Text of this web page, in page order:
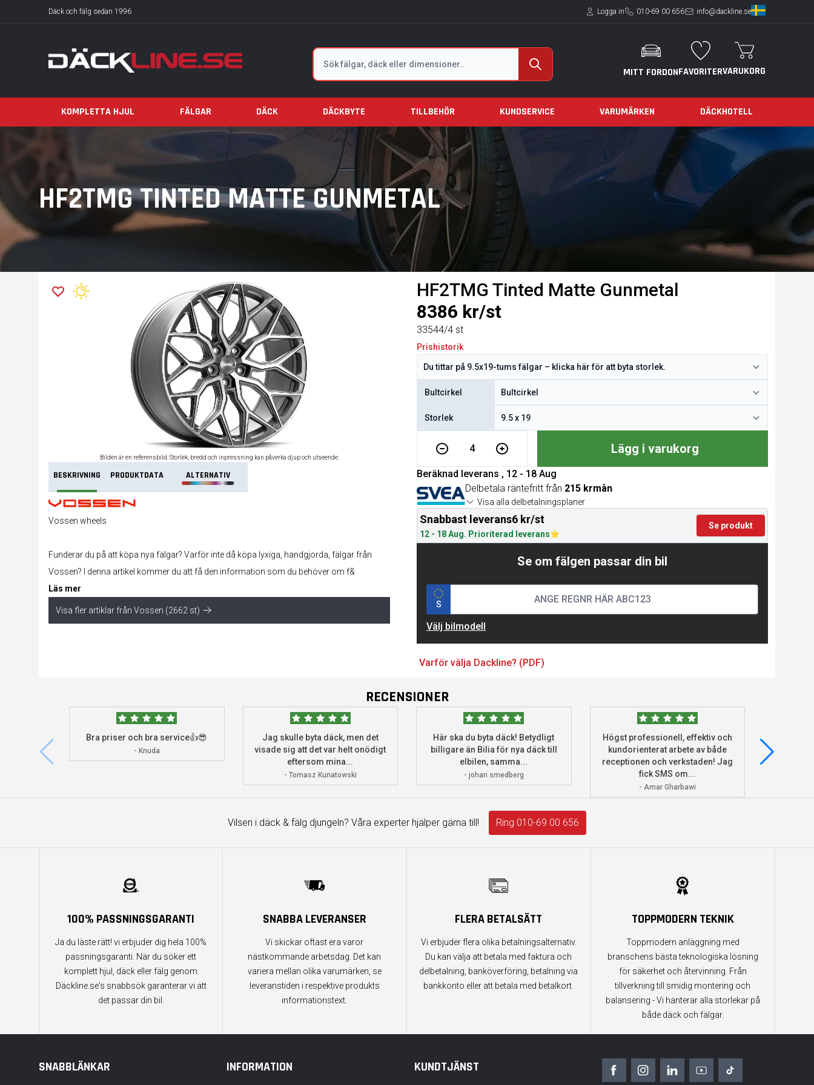
Däck och fälg sedan 1996 Logga in 010-69 00 656 info@dackline.se
Sök
MITT FORDONFAVORITERVARUKORG
KOMPLETTA HJUL FÄLGAR DÄCK DÄCKBYTE TILLBEHÖR KUNDSERVICE VARUMÄRKEN DÄCKHOTELL
HF2TMG TINTED MATTE GUNMETAL
HF2TMG Tinted Matte Gunmetal
8386 kr/st
33544/4 st
Prishistorik
Bultcirkel
Storlek
4 Lägg i varukorg
Beräknad leverans , 12 - 18 Aug
Delbetala räntefritt från 215 krmån
Visa alla delbetalningsplaner
Snabbast leverans6 kr/st
12 - 18 Aug. Prioriterad leverans
Se produkt
Se om fälgen passar din bil
S
Välj bilmodell
Bilden är en referensbild. Storlek, bredd och inpressning kan påverka djup och utseende.
BESKRIVNING PRODUKTDATA ALTERNATIV
Vossen wheels
Funderar du på att köpa nya fälgar? Varför inte då köpa lyxiga, handgjorda, fälgar från
Vossen? I denna artikel kommer du att få den information som du behöver om f&
Läs mer
Visa fler artiklar från Vossen (2662 st)
Varför välja Dackline? (PDF)
RECENSIONER
Bra priser och bra service👍😎
- Knuda
Jag skulle byta däck, men det
visade sig att det var helt onödigt
eftersom mina...
- Tomasz Kunatowski
Här ska du byta däck! Betydligt
billigare än Bilia för nya däck till
elbilen, samma...
- johan smedberg
Högst professionell, effektiv och
kundorienterat arbete av både
receptionen och verkstaden! Jag
fick SMS om...
- Amar Gharbawi
deras
Vilsen i däck & fälg djungeln? Våra experter hjälper gärna till! Ring 010-69 00 656
100% PASSNINGSGARANTI
Ja du läste rätt! vi erbjuder dig hela 100%
passningsgaranti. När du söker ett
komplett hjul, däck eller fälg genom
Däckline.se's snabbsök garanterar vi att
det passar din bil.
SNABBA LEVERANSER
Vi skickar oftast era varor
nästkommande arbetsdag. Det kan
variera mellan olika varumärken, se
leveranstiden i respektive produkts
informationstext.
FLERA BETALSÄTT
Vi erbjuder flera olika betalningsalternativ.
Du kan välja att betala med faktura och
delbetalning, banköverföring, betalning via
bankkonto eller att betala med betalkort.
TOPPMODERN TEKNIK
Toppmodern anläggning med
branschens bästa teknologiska lösning
för säkerhet och återvinning. Från
tillverkning till smidig montering och
balansering - Vi hanterar alla storlekar på
både däck och fälgar.
SNABBLÄNKAR INFORMATION KUNDTJÄNST